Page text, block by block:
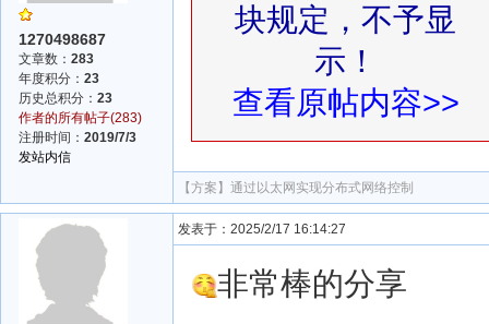
1270498687
文章数： 283
年度积分： 23
历史总积分： 23
作者的所有帖子(283)
注册时间： 2019/7/3
发站内信
块规定，不予显
示！
查看原帖内容>>
【方案】 通过以太网实现分布式网络控制
发表于：2025/2/17 16:14:27
非常棒的分享